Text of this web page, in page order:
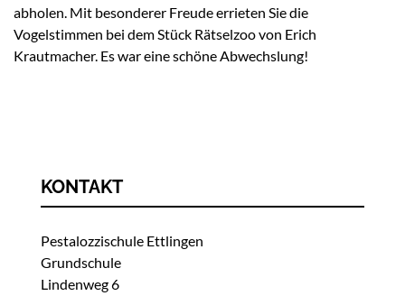
abholen. Mit besonderer Freude errieten Sie die
Vogelstimmen bei dem Stück Rätselzoo von Erich
Krautmacher. Es war eine schöne Abwechslung!
KONTAKT
Pestalozzischule Ettlingen
Grundschule
Lindenweg 6